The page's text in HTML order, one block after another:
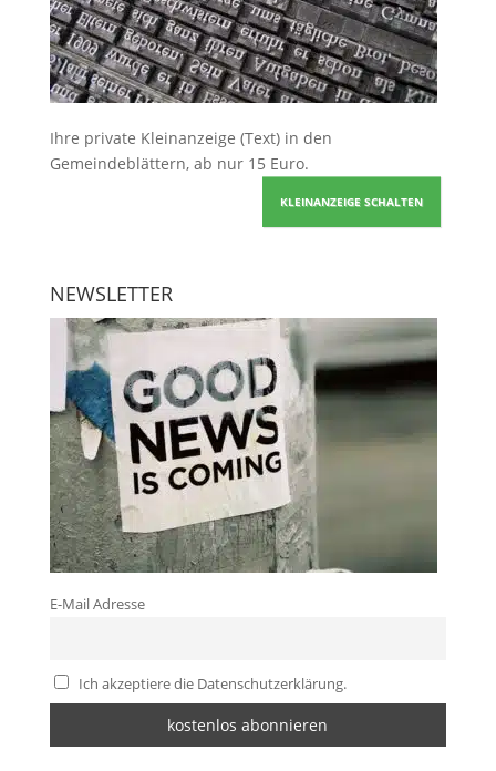
Ihre private Kleinanzeige (Text) in den
Gemeindeblättern, ab nur 15 Euro.
KLEINANZEIGE SCHALTEN
NEWSLETTER
E-Mail Adresse
Ich akzeptiere die Datenschutzerklärung.